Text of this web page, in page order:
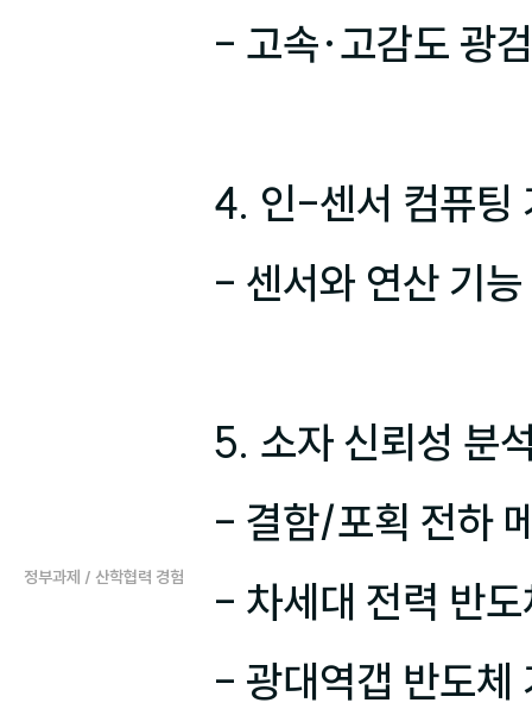
- 고속·고감도 광
4. 인-센서 컴퓨팅
- 센서와 연산 기
5. 소자 신뢰성 분
- 결함/포획 전하
정부과제 / 산학협력 경험
- 차세대 전력 반
- 광대역갭 반도체